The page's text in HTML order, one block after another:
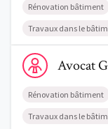
Rénovation bâtiment
Travaux dans le
Voir le profil de
Avocat
Rénovation bâtiment
Travaux dans le